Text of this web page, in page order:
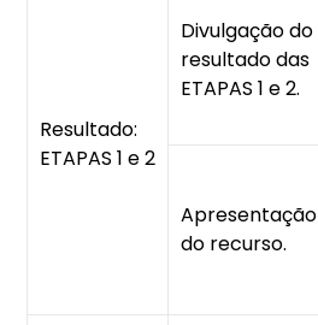
Resultado:
ETAPAS 1 e 2
Divulgação do
resultado das
ETAPAS 1 e 2.
Apresentação
do recurso.